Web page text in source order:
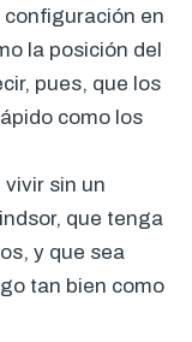
en
la posición del
pues, que los
como los
sin un
que tenga
y que sea
tan bien como